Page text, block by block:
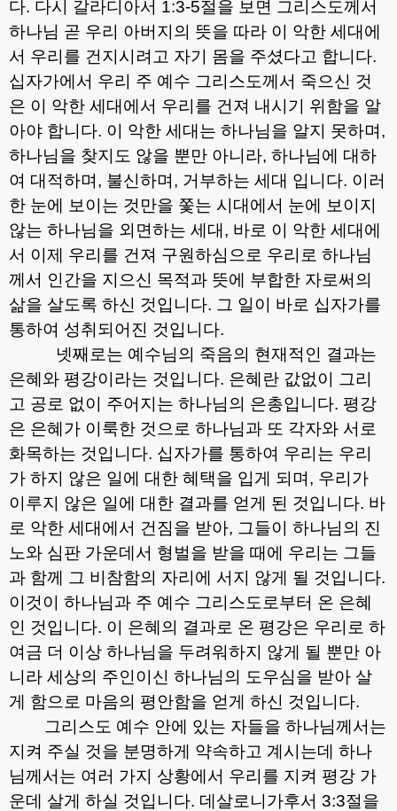
다. 다시 갈라디아서 1:3-5절을 보면 그리스도께서
하나님 곧 우리 아버지의 뜻을 따라 이 악한 세대에
서 우리를 건지시려고 자기 몸을 주셨다고 합니다.
십자가에서 우리 주 예수 그리스도께서 죽으신 것
은 이 악한 세대에서 우리를 건져 내시기 위함을 알
아야 합니다. 이 악한 세대는 하나님을 알지 못하며 ,
하나님을 찾지도 않을 뿐만 아니라, 하나님에 대하
여 대적하며 , 불신하며 , 거부하는 세대 입니다. 이러
한 눈에 보이는 것만을 쫓는 시대에서 눈에 보이지
않는 하나님을 외면하는 세대 , 바로 이 악한 세대에
서 이제 우리를 건져 구원하심으로 우리로 하나님
께서 인간을 지으신 목적과 뜻에 부합한 자로써의
삶을 살도록 하신 것입니다. 그 일이 바로 십자가를
통하여 성취되어진 것입니다.
넷째로는 예수님의 죽음의 현재적인 결과는
은혜와 평강이라는 것입니다. 은혜란 값없이 그리
고 공로 없이 주어지는 하나님의 은총입니다. 평강
은 은혜가 이룩한 것으로 하나님과 또 각자와 서로
화목하는 것입니다. 십자가를 통하여 우리는 우리
가 하지 않은 일에 대한 혜택을 입게 되며 , 우리가
이루지 않은 일에 대한 결과를 얻게 된 것입니다. 바
로 악한 세대에서 건짐을 받아, 그들이 하나님의 진
노와 심판 가운데서 형벌을 받을 때에 우리는 그들
과 함께 그 비참함의 자리에 서지 않게 될 것입니다.
이것이 하나님과 주 예수 그리스도로부터 온 은혜
인 것입니다. 이 은혜의 결과로 온 평강은 우리로 하
여금 더 이상 하나님을 두려워하지 않게 될 뿐만 아
니라 세상의 주인이신 하나님의 도우심을 받아 살
게 함으로 마음의 평안함을 얻게 하신 것입니다.
그리스도 예수 안에 있는 자들을 하나님께서는
지켜 주실 것을 분명하게 약속하고 계시는데 하나
님께서는 여러 가지 상황에서 우리를 지켜 평강 가
운데 살게 하실 것입니다. 데살로니가후서 3:3절을